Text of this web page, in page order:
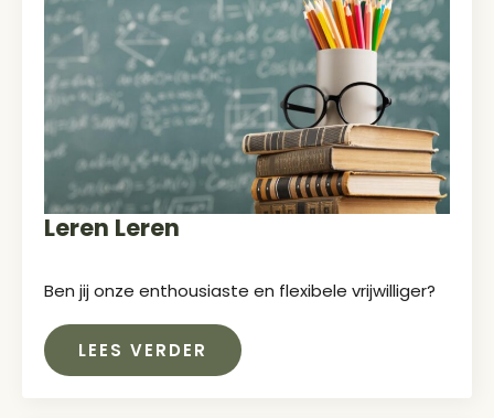
Leren Leren
Ben jij onze enthousiaste en flexibele vrijwilliger?
LEES VERDER